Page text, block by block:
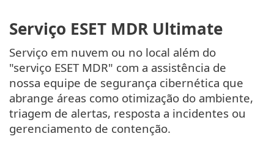
Serviço ESET MDR Ultimate
Serviço em nuvem ou no local além do
"serviço ESET MDR" com a assistência de
nossa equipe de segurança cibernética que
abrange áreas como otimização do ambiente,
triagem de alertas, resposta a incidentes ou
gerenciamento de contenção.